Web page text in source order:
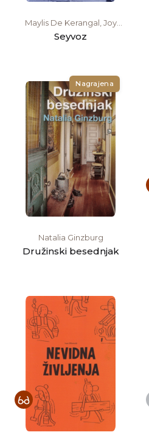
Maylis De Kerangal, Joy
Sorman
Seyvoz
Nagrajena
Natalia Ginzburg
Družinski besednjak